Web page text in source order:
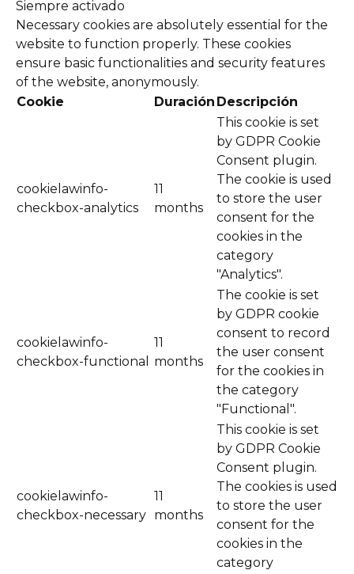
Siempre activado
Necessary cookies are absolutely essential for the
website to function properly. These cookies
ensure basic functionalities and security features
of the website, anonymously.
Cookie
Duración Descripción
cookielawinfo-
checkbox-analytics
11
months
This cookie is set
by GDPR Cookie
Consent plugin.
The cookie is used
to store the user
consent for the
cookies in the
category
"Analytics".
cookielawinfo-
checkbox-functional
11
months
The cookie is set
by GDPR cookie
consent to record
the user consent
for the cookies in
the category
"Functional".
cookielawinfo-
checkbox-necessary
11
months
This cookie is set
by GDPR Cookie
Consent plugin.
The cookies is used
to store the user
consent for the
cookies in the
category